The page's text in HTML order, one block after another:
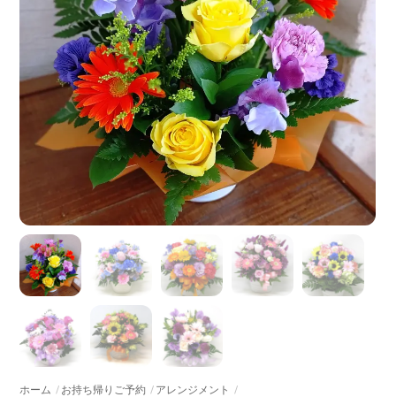
ホーム お持ち帰りご予約
アレンジメント